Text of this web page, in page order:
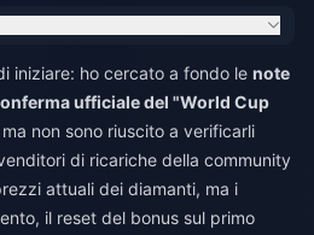
iniziare: ho cercato a fondo le note
ufficiale del "World Cup
non sono riuscito a verificarli
di ricariche della community
attuali dei diamanti, ma i
il reset del bonus sul primo